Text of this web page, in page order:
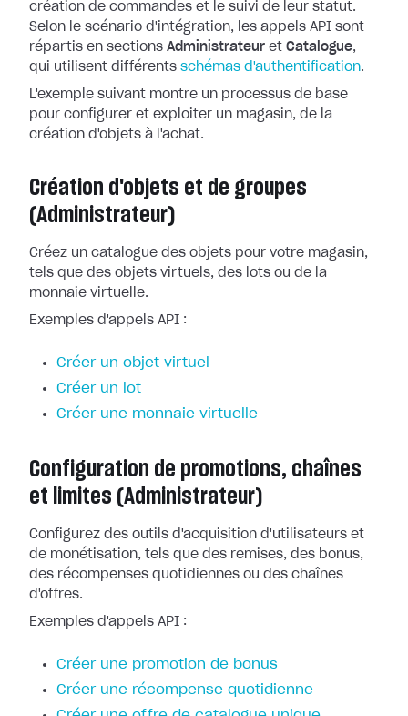
création de commandes et le suivi de leur statut.
Selon le scénario d'intégration, les appels API sont
répartis en sections Administrateur et Catalogue,
qui utilisent différents schémas d'authentification.
L'exemple suivant montre un processus de base
pour configurer et exploiter un magasin, de la
création d'objets à l'achat.
Création d'objets et de groupes
(Administrateur)
Créez un catalogue des objets pour votre magasin,
tels que des objets virtuels, des lots ou de la
monnaie virtuelle.
Exemples d'appels API :
Créer un objet virtuel
Créer un lot
Créer une monnaie virtuelle
Configuration de promotions, chaînes
et limites (Administrateur)
Configurez des outils d'acquisition d'utilisateurs et
de monétisation, tels que des remises, des bonus,
des récompenses quotidiennes ou des chaînes
d'offres.
Exemples d'appels API :
Créer une promotion de bonus
Créer une récompense quotidienne